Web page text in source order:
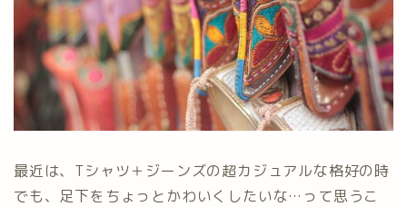
最近は、Tシャツ＋ジーンズの超カジュアルな格好の時
でも、足下をちょっとかわいくしたいな…って思うこ